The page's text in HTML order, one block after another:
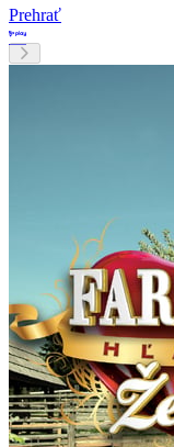
Prehrať